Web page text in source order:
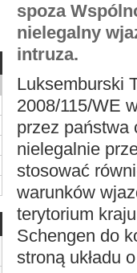
spoza
nielegalny
intruza.
Luksemburski
2008/115/WE
przez państwa
nielegalnie
stosować
warunków
terytorium
Schengen do
stroną układu